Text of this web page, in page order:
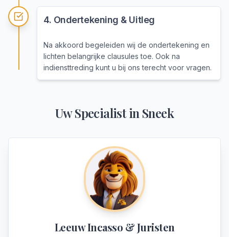
4. Ondertekening & Uitleg
Na akkoord begeleiden wij de ondertekening en
lichten belangrijke clausules toe. Ook na
indiensttreding kunt u bij ons terecht voor vragen.
Uw Specialist in Sneek
Leeuw Incasso & Juristen